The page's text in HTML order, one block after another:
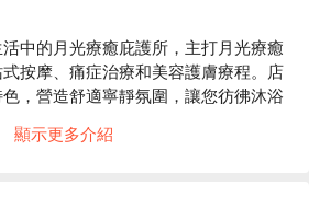
中的月光療癒庇護所，主打月光療癒
按摩、痛症治療和美容護膚療程。店
，營造舒適寧靜氛圍，讓您彷彿沐浴
顯示更多介紹